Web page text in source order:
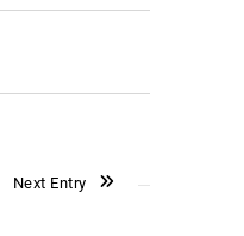
Next Entry